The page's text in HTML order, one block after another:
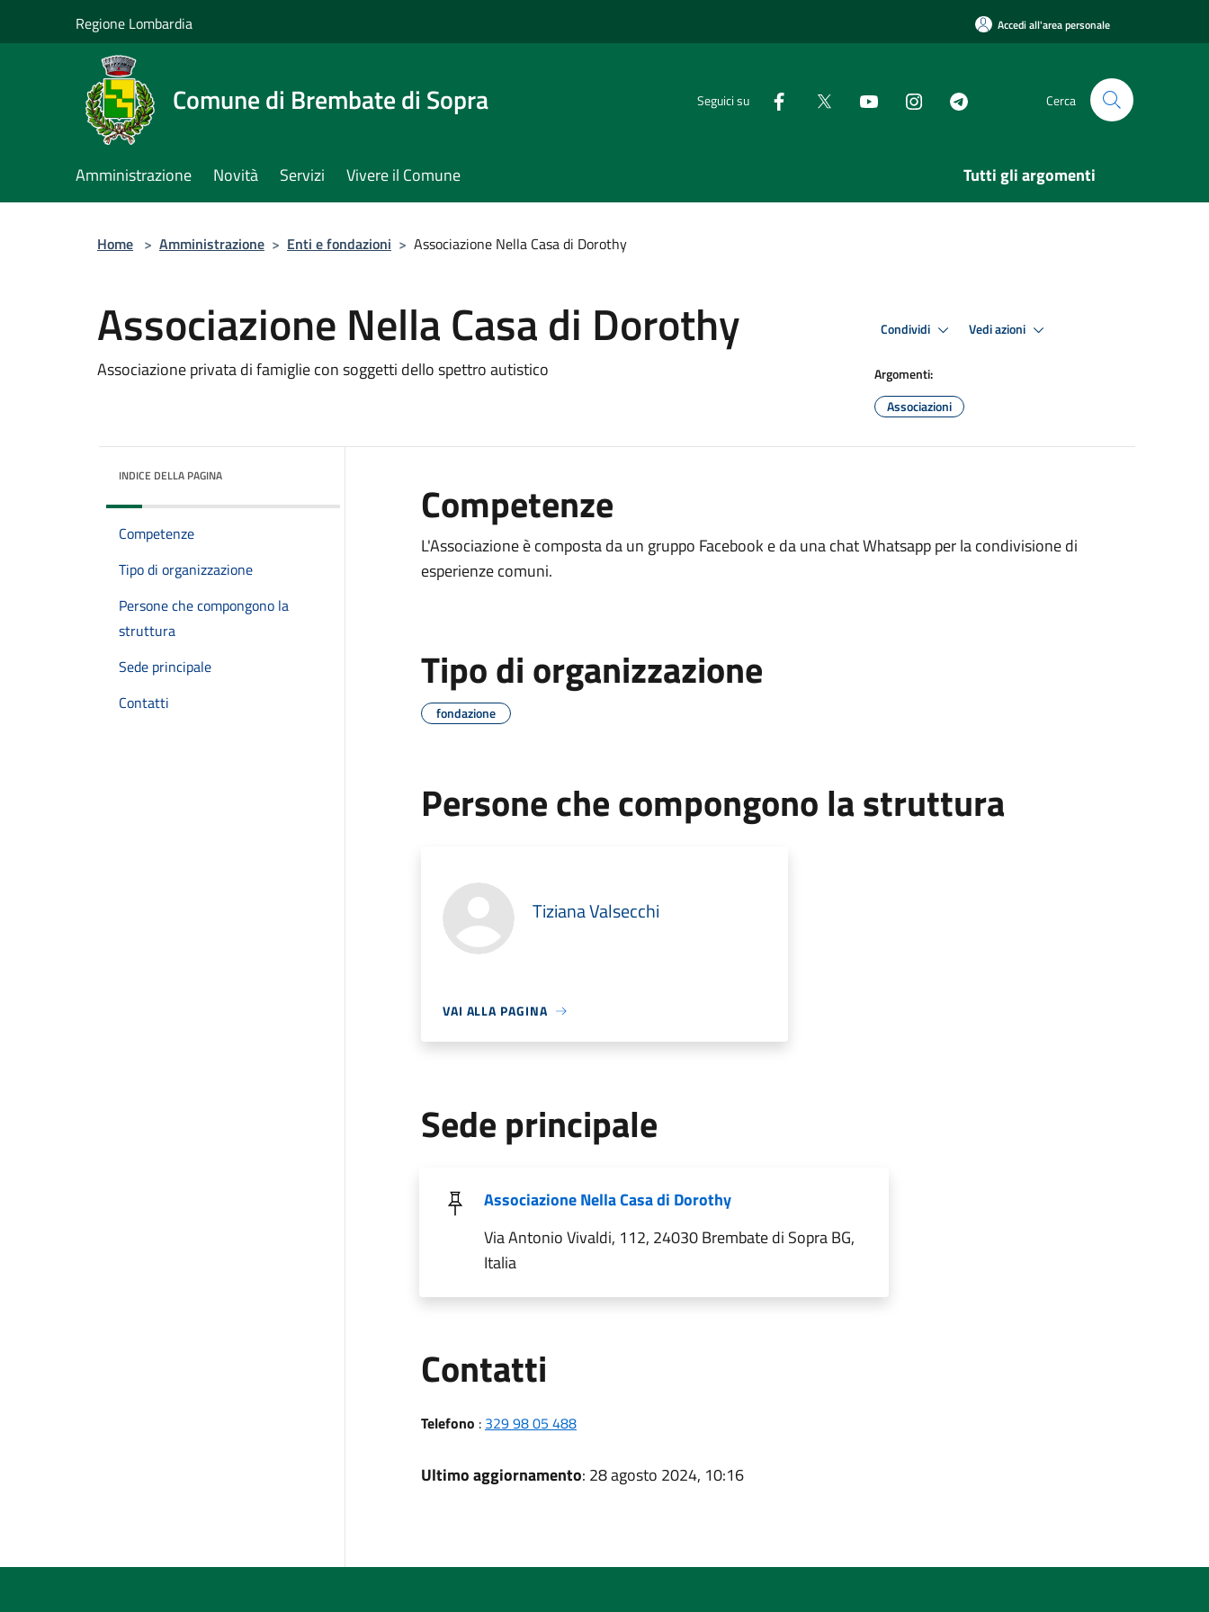
Regione Lombardia Accedi all'area personale
Comune di Brembate di Sopra Seguici su Cerca
Amministrazione Novità Servizi Vivere il Comune Tutti gli argomenti
Home > Amministrazione > Enti e fondazioni > Associazione Nella Casa di Dorothy
Associazione Nella Casa di Dorothy
Associazione privata di famiglie con soggetti dello spettro autistico
Condividi Vedi azioni
Argomenti:
Associazioni
INDICE DELLA PAGINA
Competenze
Tipo di organizzazione
Persone che compongono la
struttura
Sede principale
Contatti
Competenze
L'Associazione è composta da un gruppo Facebook e da una chat Whatsapp per la condivisione di
esperienze comuni.
Tipo di organizzazione
fondazione
Persone che compongono la struttura
Tiziana Valsecchi
VAI ALLA PAGINA
Sede principale
Associazione Nella Casa di Dorothy
Via Antonio Vivaldi, 112, 24030 Brembate di Sopra BG,
Italia
Contatti
Telefono : 329 98 05 488
Ultimo aggiornamento: 28 agosto 2024, 10:16